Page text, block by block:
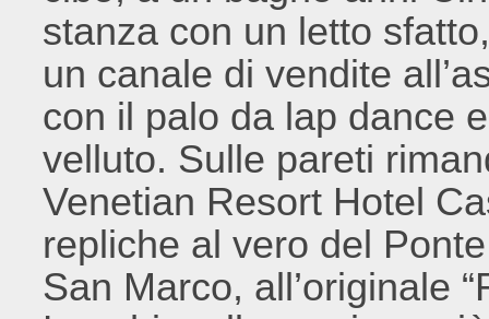
stanza con un letto
un canale di vendite
con il palo da lap dance
velluto. Sulle pareti
Venetian Resort Hotel
repliche al vero del
San Marco, all’originale